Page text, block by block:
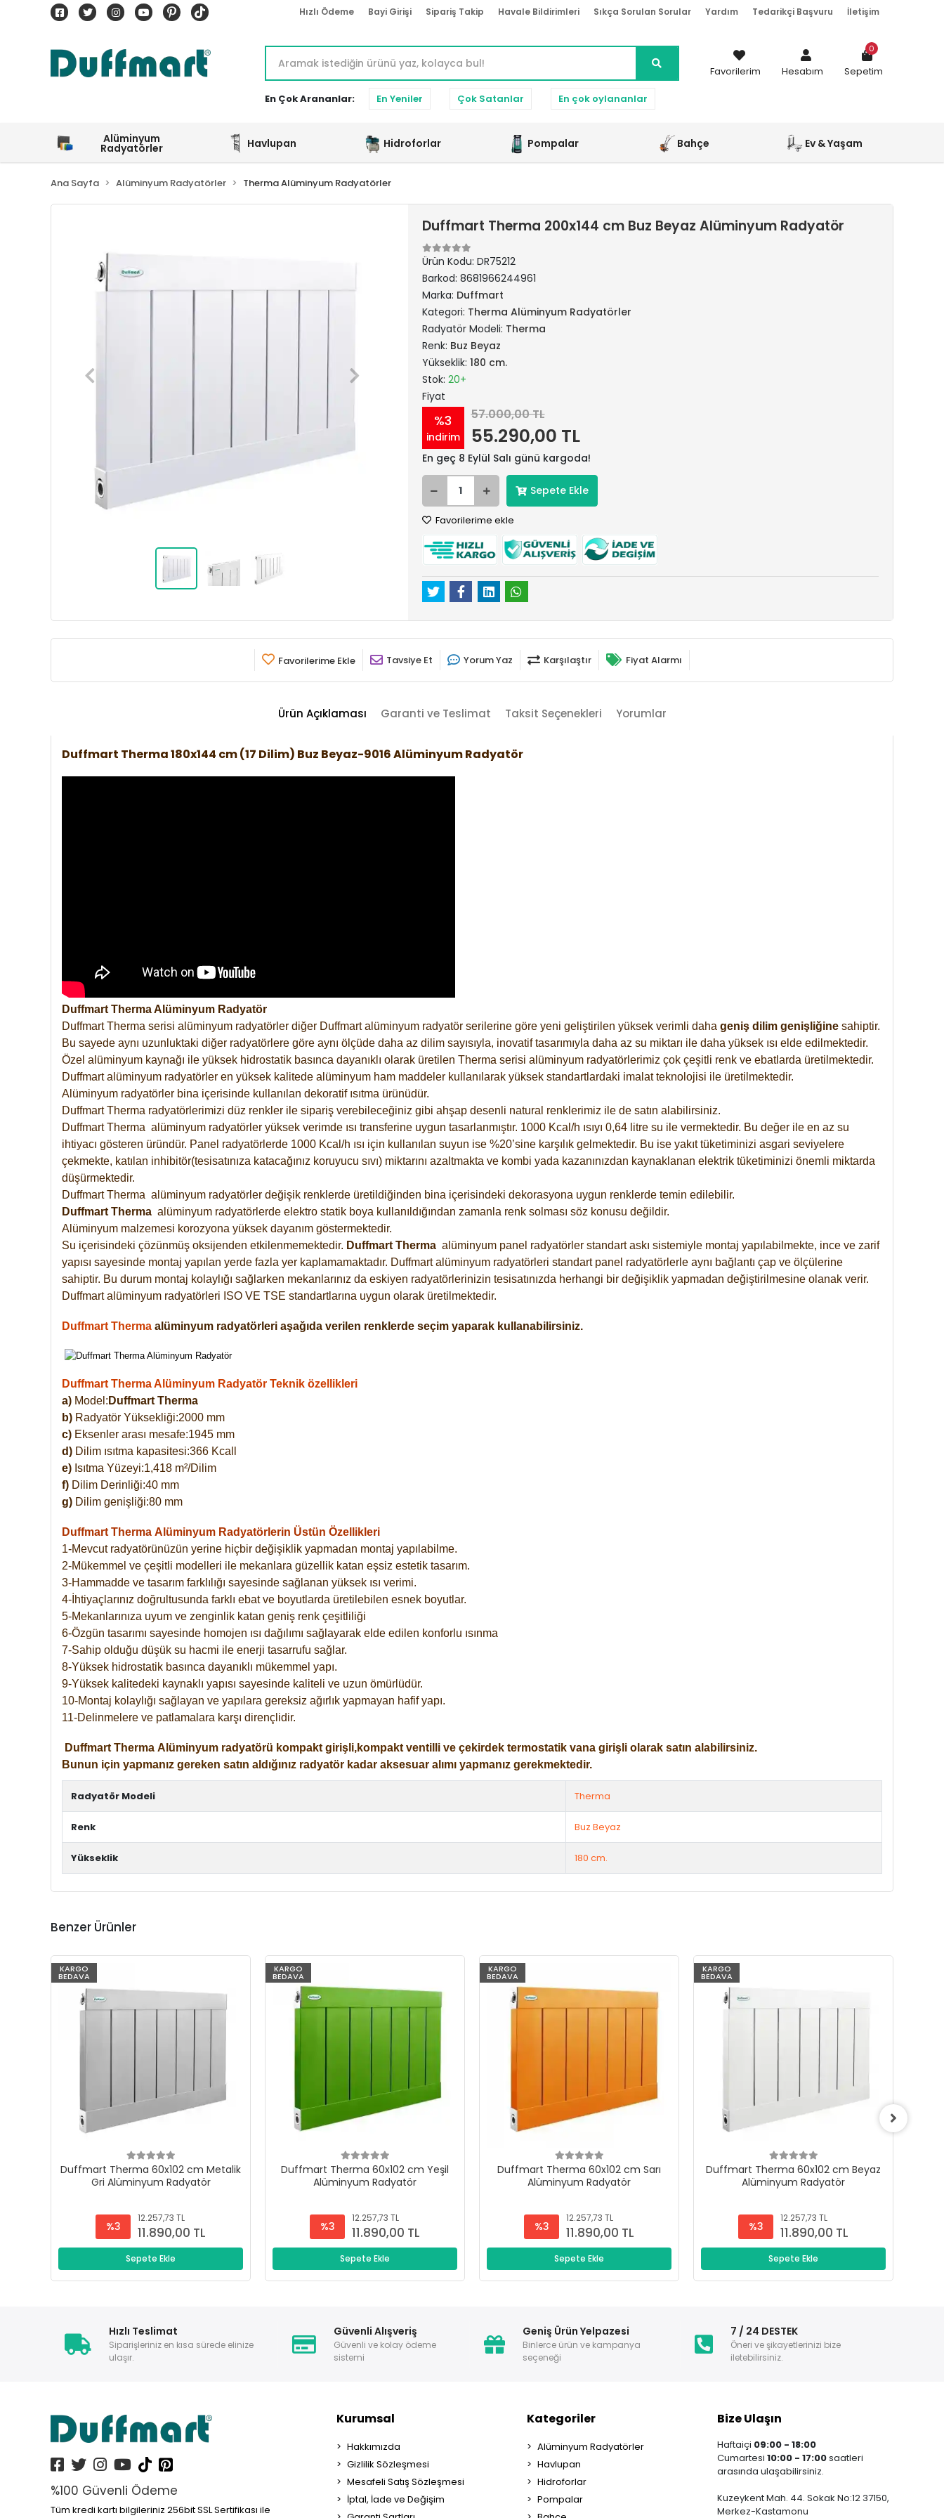
Hızlı Ödeme Bayi Girişi Sipariş Takip Havale Bildirimleri Sıkça Sorulan Sorular Yardım Tedarikçi Başvuru İletişim
En Çok Arananlar: En Yeniler Çok Satanlar En çok oylananlar
Favorilerim Hesabım Sepetim
0
Alüminyum
Radyatörler Havlupan Hidroforlar Pompalar Bahçe Ev & Yaşam
Ana Sayfa Alüminyum Radyatörler Therma Alüminyum Radyatörler
Duffmart Therma 200x144 cm Buz Beyaz Alüminyum Radyatör
Ürün Kodu: DR75212
Barkod: 8681966244961
Marka: Duffmart
Kategori: Therma Alüminyum Radyatörler
Radyatör Modeli: Therma
Renk: Buz Beyaz
Yükseklik: 180 cm.
Stok: 20+
Fiyat
%3
indirim
57.000,00 TL
55.290,00 TL
En geç 8 Eylül Salı günü kargoda!
Sepete Ekle
Favorilerime ekle
Favorilerime Ekle Tavsiye Et Yorum Yaz Karşılaştır Fiyat Alarmı
Ürün Açıklaması Garanti ve Teslimat Taksit Seçenekleri Yorumlar
Duffmart Therma 180x144 cm (17 Dilim) Buz Beyaz-9016 Alüminyum Radyatör
Duffmart Therma Alüminyum Radyatör
Duffmart Therma serisi alüminyum radyatörler diğer Duffmart alüminyum radyatör serilerine göre yeni geliştirilen yüksek verimli daha geniş dilim genişliğine sahiptir.
Bu sayede aynı uzunluktaki diğer radyatörlere göre aynı ölçüde daha az dilim sayısıyla, inovatif tasarımıyla daha az su miktarı ile daha yüksek ısı elde edilmektedir.
Özel alüminyum kaynağı ile yüksek hidrostatik basınca dayanıklı olarak üretilen Therma serisi alüminyum radyatörlerimiz çok çeşitli renk ve ebatlarda üretilmektedir.
Duffmart alüminyum radyatörler en yüksek kalitede alüminyum ham maddeler kullanılarak yüksek standartlardaki imalat teknolojisi ile üretilmektedir.
Alüminyum radyatörler bina içerisinde kullanılan dekoratif ısıtma ürünüdür.
Duffmart Therma radyatörlerimizi düz renkler ile sipariş verebileceğiniz gibi ahşap desenli natural renklerimiz ile de satın alabilirsiniz.
Duffmart Therma alüminyum radyatörler yüksek verimde ısı transferine uygun tasarlanmıştır. 1000 Kcal/h ısıyı 0,64 litre su ile vermektedir. Bu değer ile en az su
ihtiyacı gösteren üründür. Panel radyatörlerde 1000 Kcal/h ısı için kullanılan suyun ise %20’sine karşılık gelmektedir. Bu ise yakıt tüketiminizi asgari seviyelere
çekmekte, katılan inhibitör(tesisatınıza katacağınız koruyucu sıvı) miktarını azaltmakta ve kombi yada kazanınızdan kaynaklanan elektrik tüketiminizi önemli miktarda
düşürmektedir.
Duffmart Therma alüminyum radyatörler değişik renklerde üretildiğinden bina içerisindeki dekorasyona uygun renklerde temin edilebilir.
Duffmart Therma alüminyum radyatörlerde elektro statik boya kullanıldığından zamanla renk solması söz konusu değildir.
Alüminyum malzemesi korozyona yüksek dayanım göstermektedir.
Su içerisindeki çözünmüş oksijenden etkilenmemektedir. Duffmart Therma alüminyum panel radyatörler standart askı sistemiyle montaj yapılabilmekte, ince ve zarif
yapısı sayesinde montaj yapılan yerde fazla yer kaplamamaktadır. Duffmart alüminyum radyatörleri standart panel radyatörlerle aynı bağlantı çap ve ölçülerine
sahiptir. Bu durum montaj kolaylığı sağlarken mekanlarınız da eskiyen radyatörlerinizin tesisatınızda herhangi bir değişiklik yapmadan değiştirilmesine olanak verir.
Duffmart alüminyum radyatörleri ISO VE TSE standartlarına uygun olarak üretilmektedir.
Duffmart Therma alüminyum radyatörleri aşağıda verilen renklerde seçim yaparak kullanabilirsiniz.
Duffmart Therma Alüminyum Radyatör Teknik özellikleri
a) Model: Duffmart Therma
b) Radyatör Yüksekliği:2000 mm
c) Eksenler arası mesafe:1945 mm
d) Dilim ısıtma kapasitesi:366 Kcall
e) Isıtma Yüzeyi:1,418 m²/Dilim
f) Dilim Derinliği:40 mm
g) Dilim genişliği:80 mm
Duffmart Therma Alüminyum Radyatörlerin Üstün Özellikleri
1-Mevcut radyatörünüzün yerine hiçbir değişiklik yapmadan montaj yapılabilme.
2-Mükemmel ve çeşitli modelleri ile mekanlara güzellik katan eşsiz estetik tasarım.
3-Hammadde ve tasarım farklılığı sayesinde sağlanan yüksek ısı verimi.
4-İhtiyaçlarınız doğrultusunda farklı ebat ve boyutlarda üretilebilen esnek boyutlar.
5-Mekanlarınıza uyum ve zenginlik katan geniş renk çeşitliliği
6-Özgün tasarımı sayesinde homojen ısı dağılımı sağlayarak elde edilen konforlu ısınma
7-Sahip olduğu düşük su hacmi ile enerji tasarrufu sağlar.
8-Yüksek hidrostatik basınca dayanıklı mükemmel yapı.
9-Yüksek kalitedeki kaynaklı yapısı sayesinde kaliteli ve uzun ömürlüdür.
10-Montaj kolaylığı sağlayan ve yapılara gereksiz ağırlık yapmayan hafif yapı.
11-Delinmelere ve patlamalara karşı dirençlidir.
Duffmart Therma Alüminyum radyatörü kompakt girişli,kompakt ventilli ve çekirdek termostatik vana girişli olarak satın alabilirsiniz.
Bunun için yapmanız gereken satın aldığınız radyatör kadar aksesuar alımı yapmanız gerekmektedir.
Radyatör Modeli Therma
Renk Buz Beyaz
Yükseklik 180 cm.
Benzer Ürünler
KARGO
BEDAVA
Duffmart Therma 60x102 cm Metalik
Gri Alüminyum Radyatör
%3
12.257,73 TL
11.890,00 TL
Sepete Ekle
KARGO
BEDAVA
Duffmart Therma 60x102 cm Yeşil
Alüminyum Radyatör
%3
12.257,73 TL
11.890,00 TL
Sepete Ekle
KARGO
BEDAVA
Duffmart Therma 60x102 cm Sarı
Alüminyum Radyatör
%3
12.257,73 TL
11.890,00 TL
Sepete Ekle
KARGO
BEDAVA
Duffmart Therma 60x102 cm Beyaz
Alüminyum Radyatör
%3
12.257,73 TL
11.890,00 TL
Sepete Ekle
Hızlı Teslimat
Siparişleriniz en kısa sürede elinize
ulaşır.
Güvenli Alışveriş
Güvenli ve kolay ödeme
sistemi
Geniş Ürün Yelpazesi
Binlerce ürün ve kampanya
seçeneği
7 / 24 DESTEK
Öneri ve şikayetlerinizi bize
iletebilirsiniz.
%100 Güvenli Ödeme
Tüm kredi kartı bilgileriniz 256bit SSL Sertifikası ile
Kurumsal
Hakkımızda
Gizlilik Sözleşmesi
Mesafeli Satış Sözleşmesi
İptal, İade ve Değişim
Kategoriler
Alüminyum Radyatörler
Havlupan
Hidroforlar
Pompalar
Bize Ulaşın
Haftaiçi 09:00 - 18:00
Cumartesi 10:00 - 17:00saatleri
arasında ulaşabilirsiniz.
Kuzeykent Mah. 44. Sokak No:12 37150,
Merkez-Kastamonu